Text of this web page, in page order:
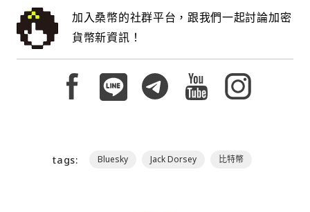
加入桑幣的社群平台，跟我們一起討論加密
貨幣新資訊！
tags: Bluesky Jack Dorsey 比特幣